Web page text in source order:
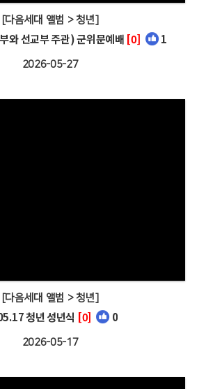
[다음세대 앨범 > 청년]
와 선교부 주관) 군위문예배 [0] 1
2026-05-27
[다음세대 앨범 > 청년]
청년 성년식 [0] 0
2026-05-17